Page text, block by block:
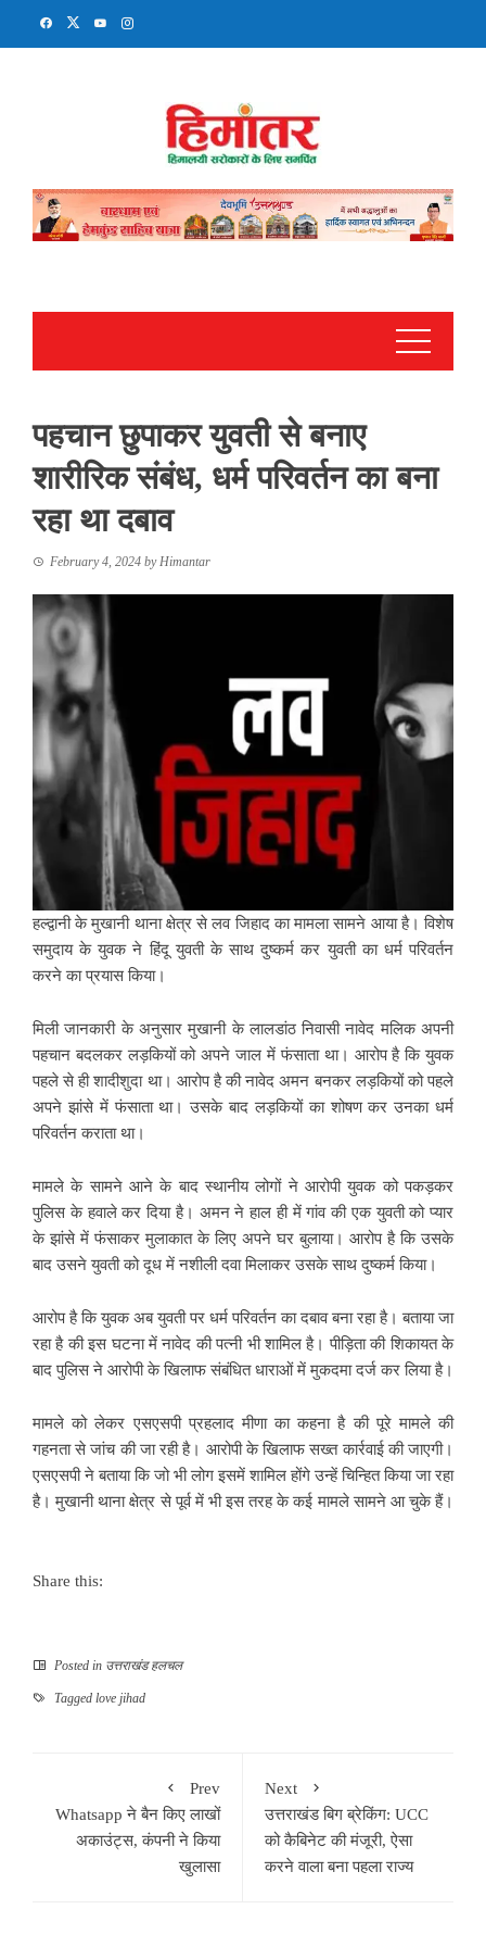
पहचान छुपाकर युवती से बनाए
शारीरिक संबंध, धर्म परिवर्तन का बना
रहा था दबाव
February 4, 2024 byHimantar
हल्द्वानी के मुखानी थाना क्षेत्र से लव जिहाद का मामला सामने आया है। विशेष
समुदाय के युवक ने हिंदू युवती के साथ दुष्कर्म कर युवती का धर्म परिवर्तन
करने का प्रयास किया।
मिली जानकारी के अनुसार मुखानी के लालडांठ निवासी नावेद मलिक अपनी
पहचान बदलकर लड़कियों को अपने जाल में फंसाता था। आरोप है कि युवक
पहले से ही शादीशुदा था। आरोप है की नावेद अमन बनकर लड़कियों को पहले
अपने झांसे में फंसाता था। उसके बाद लड़कियों का शोषण कर उनका धर्म
परिवर्तन कराता था।
मामले के सामने आने के बाद स्थानीय लोगों ने आरोपी युवक को पकड़कर
पुलिस के हवाले कर दिया है। अमन ने हाल ही में गांव की एक युवती को प्यार
के झांसे में फंसाकर मुलाकात के लिए अपने घर बुलाया। आरोप है कि उसके
बाद उसने युवती को दूध में नशीली दवा मिलाकर उसके साथ दुष्कर्म किया।
आरोप है कि युवक अब युवती पर धर्म परिवर्तन का दबाव बना रहा है। बताया जा
रहा है की इस घटना में नावेद की पत्नी भी शामिल है। पीड़िता की शिकायत के
बाद पुलिस ने आरोपी के खिलाफ संबंधित धाराओं में मुकदमा दर्ज कर लिया है।
मामले को लेकर एसएसपी प्रहलाद मीणा का कहना है की पूरे मामले की
गहनता से जांच की जा रही है। आरोपी के खिलाफ सख्त कार्रवाई की जाएगी।
एसएसपी ने बताया कि जो भी लोग इसमें शामिल होंगे उन्हें चिन्हित किया जा रहा
है। मुखानी थाना क्षेत्र से पूर्व में भी इस तरह के कई मामले सामने आ चुके हैं।
Share this:
Posted in उत्तराखंड हलचल
Tagged love jihad
Prev
Whatsapp ने बैन किए लाखों
अकाउंट्स, कंपनी ने किया
खुलासा
Next
उत्तराखंड बिग ब्रेकिंग: UCC
को कैबिनेट की मंजूरी, ऐसा
करने वाला बना पहला राज्य